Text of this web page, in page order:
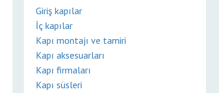
Giriş kapılar
İç kapılar
Kapı montajı ve tamiri
Kapı aksesuarları
Kapı firmaları
Kapı süsleri